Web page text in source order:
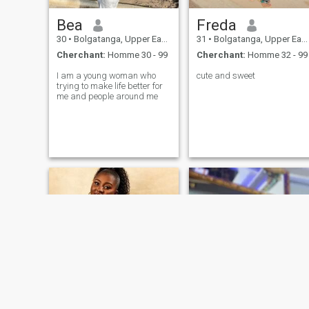
Bea
30 • Bolgatanga, Upper East, Ghana
Cherchant: Homme 30 - 99
I am a young woman who
trying to make life better for
me and people around me
Freda
31 • Bolgatanga, Upper East, Ghana
Cherchant: Homme 32 - 99
cute and sweet